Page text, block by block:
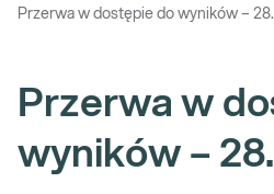
Przerwa w dostępie do wyników –
Przerwa w
wyników –